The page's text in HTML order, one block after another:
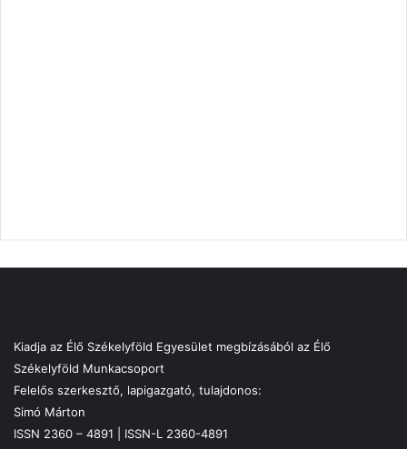
Kiadja az Élő Székelyföld Egyesület megbízásából az Élő
Székelyföld Munkacsoport
Felelős szerkesztő, lapigazgató, tulajdonos:
Simó Márton
ISSN 2360 – 4891 | ISSN-L 2360-4891